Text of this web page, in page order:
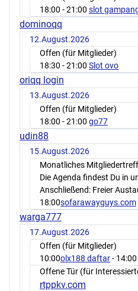
18:00 - 21:00 slot
dominoqq
12.August.2026
Offen (für Mitglieder)
18:30 - 21:00 Slot ovo
oriqq login
13.August.2026
Offen (für Mitglieder)
18:00 - 21:00 go77
udin88
15.August.2026
Monatliches
Die Agenda findest Du in
Anschließend: Freier
18:00sofarawayguys.com
warga777
17.August.2026
Offen (für Mitglieder)
10:00olx188 daftar- 14:00
Offene Tür (für
rtppkv.com